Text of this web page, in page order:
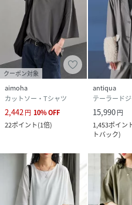
クーポン対象
aimoha
カットソー・Tシャツ
2,442 円 10%OFF
22ポイント(1倍)
antiqua
15,990円
1,453ポイン
トバック)